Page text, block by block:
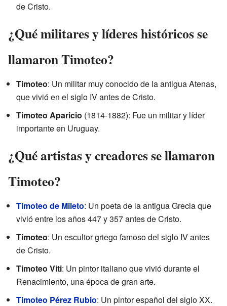
de Cristo.
¿Qué militares y líderes históricos se
llamaron Timoteo?
Timoteo: Un militar muy conocido de la antigua Atenas,
que vivió en el siglo IV antes de Cristo.
Timoteo Aparicio (1814-1882): Fue un militar y líder
importante en Uruguay.
¿Qué artistas y creadores se llamaron
Timoteo?
Timoteo de Mileto: Un poeta de la antigua Grecia que
vivió entre los años 447 y 357 antes de Cristo.
Timoteo: Un escultor griego famoso del siglo IV antes
de Cristo.
Timoteo Viti: Un pintor italiano que vivió durante el
Renacimiento, una época de gran arte.
Timoteo Pérez Rubio: Un pintor español del siglo XX.